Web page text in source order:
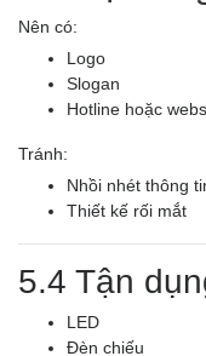
Nên có:
Logo
Slogan
Hotline hoặc
Tránh:
Nhồi nhét thông
Thiết kế rối mắt
5.4 Tận
LED
Đèn chiếu